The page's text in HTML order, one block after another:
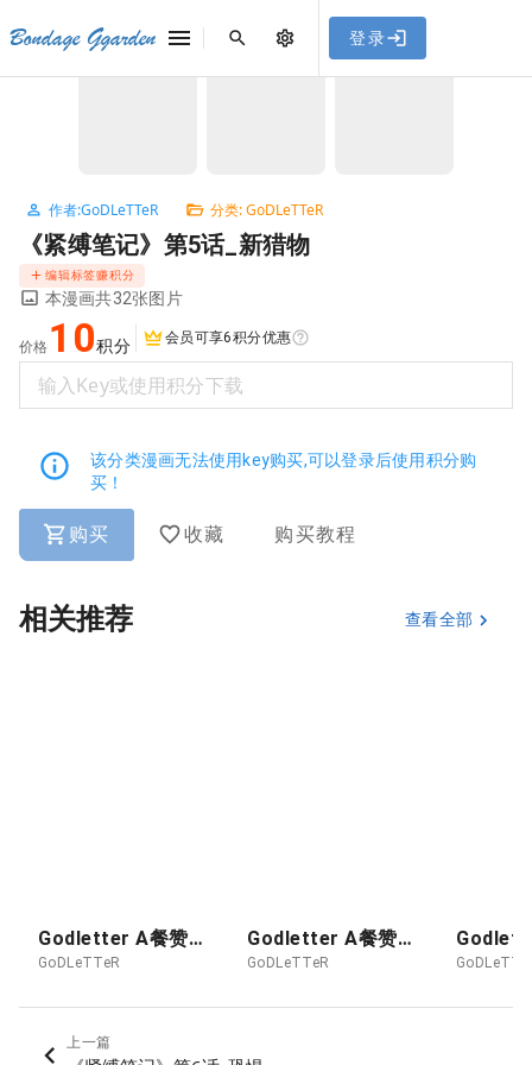
，使用遇到
问题请联系客服。
Bondage Ggarden 登录
首页 / GoDLeTTeR / 《紧缚笔记》第5话_新猎物
作者:GoDLeTTeR 分类: GoDLeTTeR
《紧缚笔记》第5话_新猎物
编辑标签赚积分
本漫画共32张图片
价格 10积分 会员可享6积分优惠
输入Key或使用积分下载
该分类漫画无法使用key购买,可以登录后使用积分购
买！
购买 收藏 购买教程
相关推荐 查看全部
Godletter A餐赞助图 26-08 POKER - KUROZAWA ROUKYO
GoDLeTTeR
Godletter A餐赞助图 2026-07月 人雀RENQUE-S3.3扉頁劇場
GoDLeTTeR
上一篇